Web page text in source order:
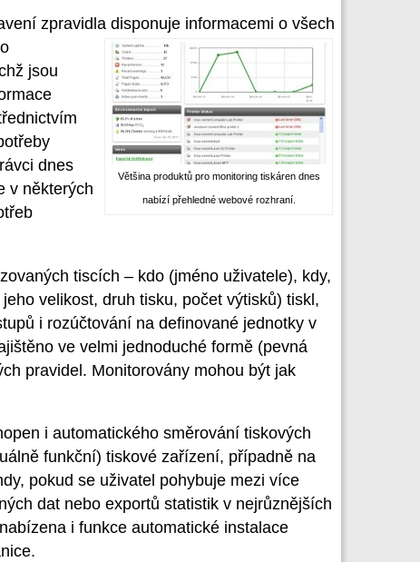
zpravidla disponuje
Většina produktů pro monitoring tiskáren dnes
nabízí přehledné webové rozhraní.
informacemi o všech
jsou
dnes
v některých
tiscích – kdo (jméno uživatele), kdy,
velikost, druh tisku, počet výtisků) tiskl,
i rozúčtování na definované jednotky v
ve velmi jednoduché formě (pevná
pravidel. Monitorovány mohou být jak
i automatického směrování tiskových
funkční) tiskové zařízení, případně na
pokud se uživatel pohybuje mezi více
dat nebo exportů statistik v nejrůznějších
i funkce automatické instalace